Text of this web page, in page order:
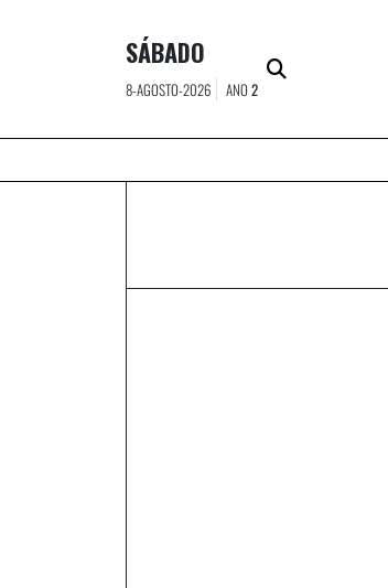
SÁBADO
8-AGOSTO-2026 ANO2